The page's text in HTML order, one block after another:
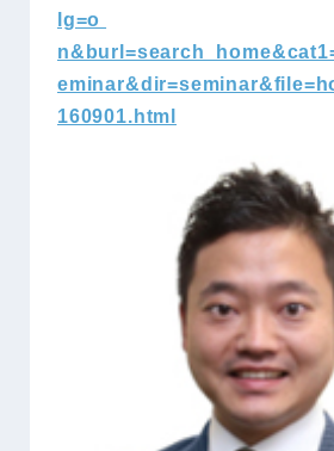
lg=o
160901.html